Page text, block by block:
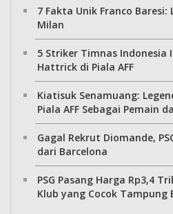
7 Fakta Unik Franco Baresi:
Milan
5 Striker Timnas Indonesia
Hattrick di Piala AFF
Kiatisuk Senamuang:
Piala AFF Sebagai Pemain
Gagal Rekrut Diomande,
dari Barcelona
PSG Pasang Harga Rp3,4
Klub yang Cocok Tampung